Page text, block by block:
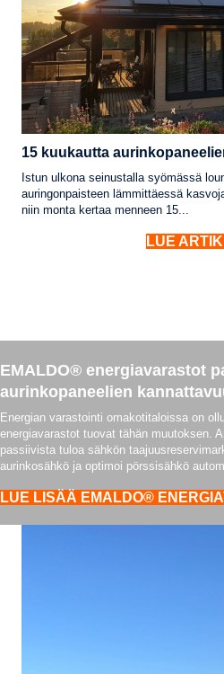
15 kuukautta
Istun ulkona seinustalla syömässä
auringonpaisteen lämmittäessä
niin monta kertaa menneen 15...
LUE
EMALDO® energiavarastot
aurinkopaneelien
Energian varastointi omakotitaloissa on
energiavarastot tuovat tähän muutoksen.
passiivista tuloa sähkön
aurinkosähkö ja optimoi pörssisähkö
LUE LISÄÄ EMALDO®